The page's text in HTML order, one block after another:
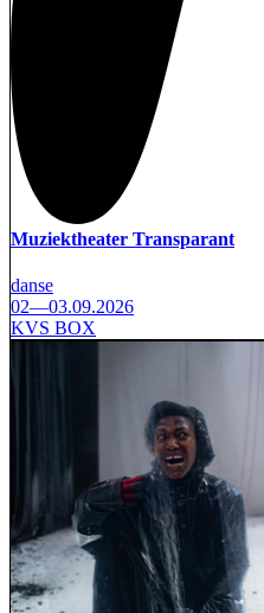
Muziektheater Transparant
danse
02—03.09.2026
KVS BOX